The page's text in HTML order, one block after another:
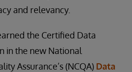
and relevancy.
the Certified Data
in the new National
Assurance’s (NCQA) Data